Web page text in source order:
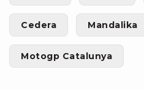
Cedera Mandalika
Motogp Catalunya